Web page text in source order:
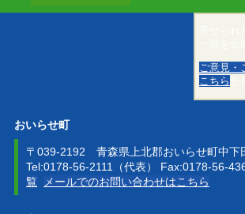
ご意見・
こちら
おいらせ町
〒039-2192 青森県上北郡おいらせ町中下
Tel:0178-56-2111（代表） Fax:0178-56-
覧
メールでのお問い合わせはこちら